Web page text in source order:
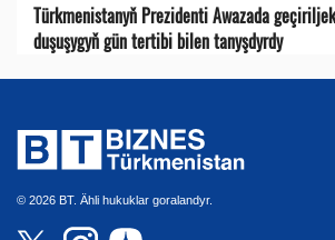
Türkmenistanyň Prezidenti Awazada
duşuşygyň gün tertibi bilen tanyşdyrdy
© 2026 BT. Ähli hukuklar goralandyr.